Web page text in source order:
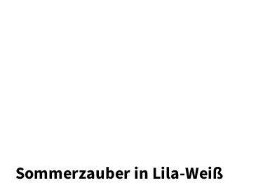
Sommerzauber in Lila-Weiß